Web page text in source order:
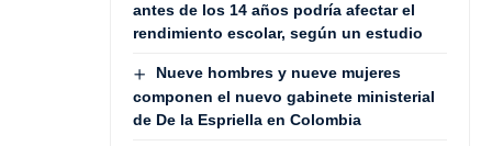
antes de los 14 años podría afectar el
rendimiento escolar, según un estudio
Nueve hombres y nueve mujeres
componen el nuevo gabinete ministerial
de De la Espriella en Colombia